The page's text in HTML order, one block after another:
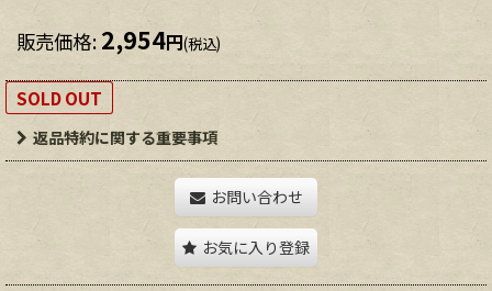
販売価格: 2,954円(税込)
SOLD OUT
返品特約に関する重要事項
お問い合わせ
お気に入り登録